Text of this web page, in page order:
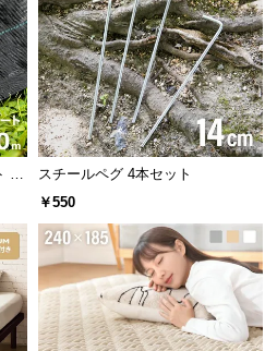
験を実施
の
UV耐久性試験
を行い
色が少ない、高品質な人
ス天板
2×
スチールペグ 4本セット
￥550